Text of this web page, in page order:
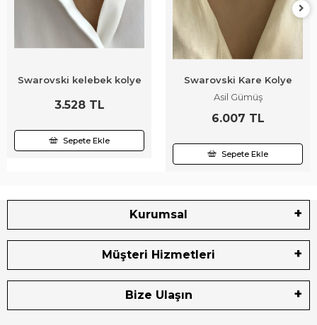
Swarovski kelebek kolye
3.528 TL
Sepete Ekle
Swarovski Kare Kolye
Asil Gümüş
6.007 TL
Sepete Ekle
Kurumsal
Müşteri Hizmetleri
Bize Ulaşın